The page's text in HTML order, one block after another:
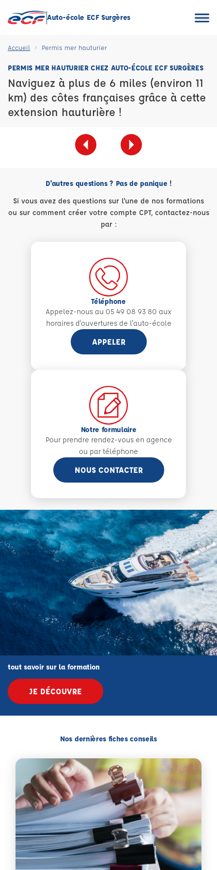
Auto-école ECF Surgères
Accueil Permis mer hauturier
PERMIS MER HAUTURIER CHEZ AUTO-ÉCOLE ECF SURGÈRES
Naviguez à plus de 6 miles (environ 11
km) des côtes françaises grâce à cette
extension hauturière !
D'autres questions ? Pas de panique !
Si vous avez des questions sur l'une de nos formations
ou sur comment créer votre compte CPT, contactez-nous
par :
Téléphone
Appelez-nous au 05 49 08 93 80 aux
horaires d'ouvertures de l'auto-école
APPELER
Notre formulaire
Pour prendre rendez-vous en agence
ou par téléphone
NOUS CONTACTER
tout savoir sur la formation
JE DÉCOUVRE
Nos dernières fiches conseils